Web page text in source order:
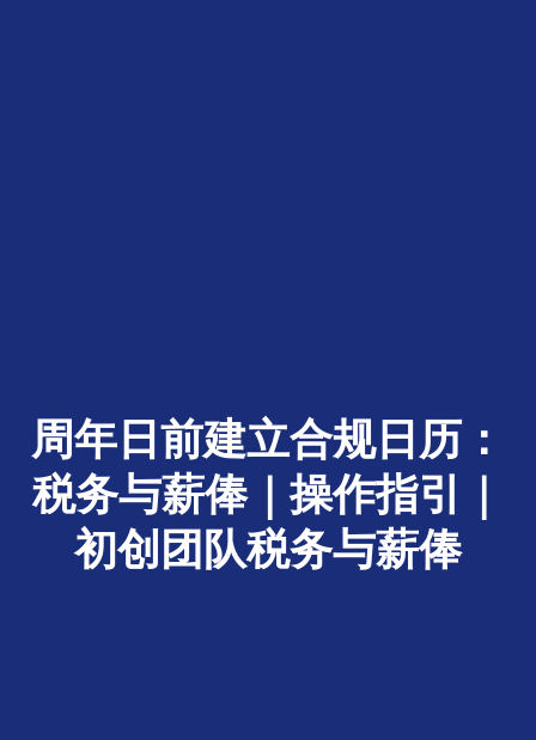
周年日前建立合规日历：
税务与薪俸｜操作指引｜
初创团队税务与薪俸